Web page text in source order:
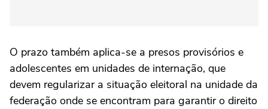
O prazo também aplica-se a presos provisórios e
adolescentes em unidades de internação, que
devem regularizar a situação eleitoral na unidade da
federação onde se encontram para garantir o direito